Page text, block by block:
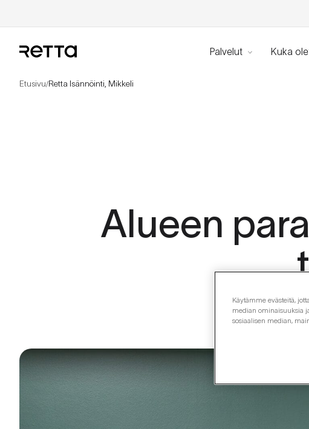
Palvelut Kuka
Etusivu/Retta Isännöinti, Mikkeli
Alueen
Käytämme evästeitä,
median ominaisuuksia
sosiaalisen median,